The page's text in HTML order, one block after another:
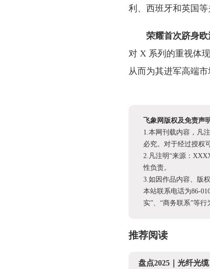
利、西班牙和英国等
荣耀首次跻身
对 X 系列的重视体
从而为其进军高端市
飞象网版权及免责声
1.本网刊载内容，凡
必究。对于经过授权
2.凡注明“来源：
性负责。
3.如因作品内容、版
本站联系电话为86-
实”、“商务联系”等
推荐阅读
盘点2025｜光纤光